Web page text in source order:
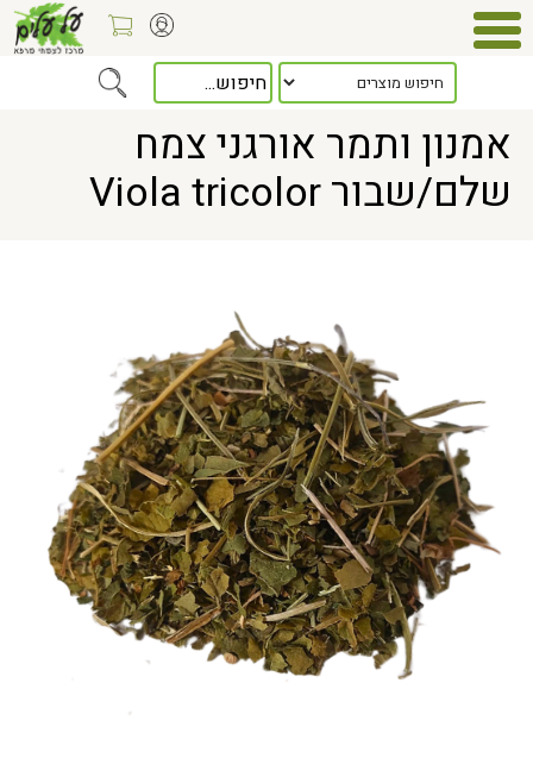
> אמנון ותמר אורגני צמח שלם/שבור Viola tricolor
אמנון ותמר אורגני צמח
שלם/שבור Viola tricolor